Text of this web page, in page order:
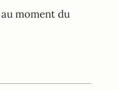
moment du